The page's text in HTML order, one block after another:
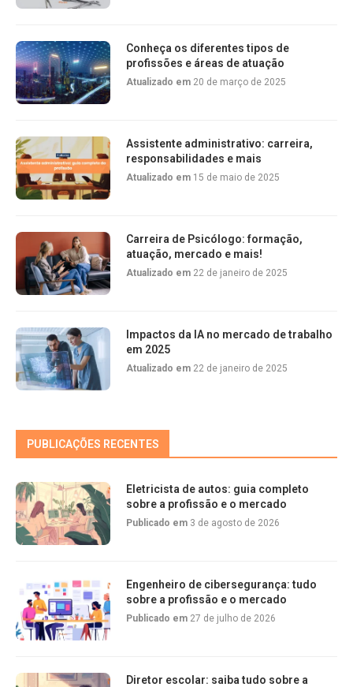
Conheça os diferentes tipos de
profissões e áreas de atuação
Atualizado em 20 de março de 2025
Assistente administrativo: carreira,
responsabilidades e mais
Atualizado em 15 de maio de 2025
Carreira de Psicólogo: formação,
atuação, mercado e mais!
Atualizado em 22 de janeiro de 2025
Impactos da IA no mercado de trabalho
em 2025
Atualizado em 22 de janeiro de 2025
PUBLICAÇÕES RECENTES
Eletricista de autos: guia completo
sobre a profissão e o mercado
Publicado em 3 de agosto de 2026
Engenheiro de cibersegurança: tudo
sobre a profissão e o mercado
Publicado em 27 de julho de 2026
Diretor escolar: saiba tudo sobre a